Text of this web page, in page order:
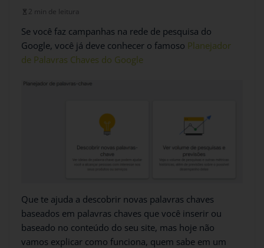
2 min de leitura
Se você faz campanhas na rede de pesquisa do
Google, você já deve conhecer o famoso Planejador
de Palavras Chaves do Google
Que te ajuda a descobrir novas palavras chaves
baseados em palavras chaves que você inserir ou
baseado no conteúdo do seu site, mas hoje não
vamos explicar como funciona, quem sabe em um